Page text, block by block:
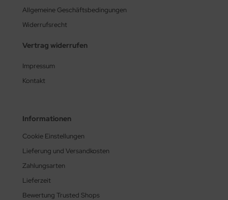
Allgemeine Geschäftsbedingungen
Widerrufsrecht
Vertrag widerrufen
Impressum
Kontakt
Informationen
Cookie Einstellungen
Lieferung und Versandkosten
Zahlungsarten
Lieferzeit
Bewertung Trusted Shops